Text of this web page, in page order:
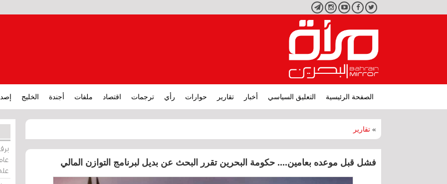
تويتر فيسبوكيوتيوبانستجرامتليجرام
الصفحة الرئيسية التعليق السياسي أخبار تقارير حوارات رأي ترجمات اقتصاد ملفات أجندة الخليج
» تقارير
فشل قبل موعده بعامين.... حكومة البحرين تقرر البحث عن بديل لبرنامج التوازن المالي